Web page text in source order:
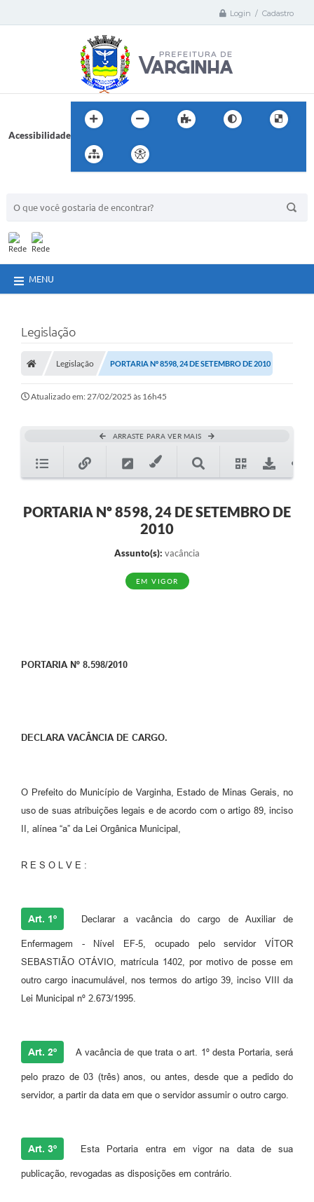
Login / Cadastro
Acessibilidade
MENU
Legislação
Legislação PORTARIA Nº 8598, 24 DE SETEMBRO DE 2010
Atualizado em: 27/02/2025 às 16h45
ARRASTE PARA VER MAIS
PORTARIA Nº 8598, 24 DE SETEMBRO DE
2010
Assunto(s): vacância
EM VIGOR
PORTARIA Nº 8.598/2010
DECLARA VACÂNCIA DE CARGO.
O Prefeito do Município de Varginha, Estado de Minas Gerais, no
uso de suas atribuições legais e de acordo com o artigo 89, inciso
II, alínea “a” da Lei Orgânica Municipal,
R E S O L V E :
Art. 1º Declarar a vacância do cargo de Auxiliar de
Enfermagem - Nível EF-5, ocupado pelo servidor VÍTOR
SEBASTIÃO OTÁVIO, matrícula 1402, por motivo de posse em
outro cargo inacumulável, nos termos do artigo 39, inciso VIII da
Lei Municipal nº 2.673/1995.
Art. 2º A vacância de que trata o art. 1º desta Portaria, será
pelo prazo de 03 (três) anos, ou antes, desde que a pedido do
servidor, a partir da data em que o servidor assumir o outro cargo.
Art. 3º Esta Portaria entra em vigor na data de sua
publicação, revogadas as disposições em contrário.